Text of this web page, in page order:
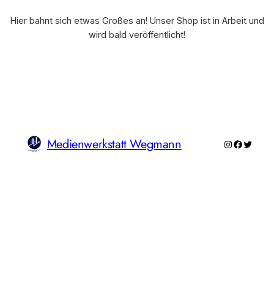
Hier bahnt sich etwas Großes an! Unser Shop ist in Arbeit und
wird bald veröffentlicht!
Medienwerkstatt Wegmann Instagram